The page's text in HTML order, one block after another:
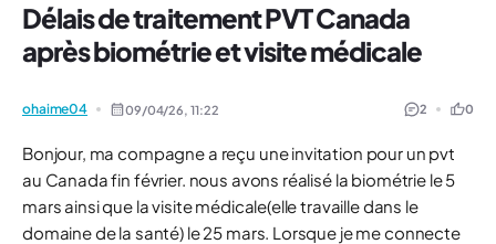
Délais de traitement PVT Canada
après biométrie et visite médicale
ohaime04 09/04/26, 11:22 2 0
Bonjour, ma compagne a reçu une invitation pour un pvt
au Canada fin février. nous avons réalisé la biométrie le 5
mars ainsi que la visite médicale(elle travaille dans le
domaine de la santé) le 25 mars. Lorsque je me connecte